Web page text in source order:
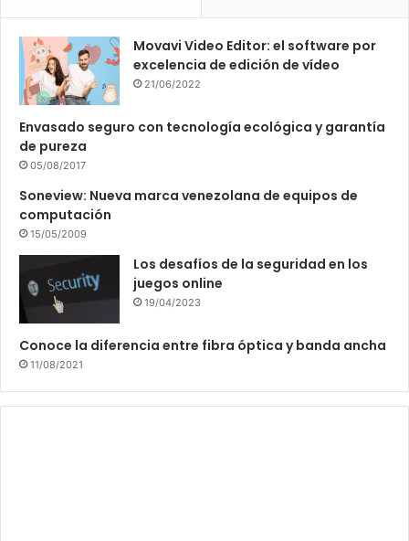
Movavi Video Editor: el software por
excelencia de edición de vídeo
21/06/2022
Envasado seguro con tecnología ecológica y garantía
de pureza
05/08/2017
Soneview: Nueva marca venezolana de equipos de
computación
15/05/2009
Los desafíos de la seguridad en los
juegos online
19/04/2023
Conoce la diferencia entre fibra óptica y banda ancha
11/08/2021